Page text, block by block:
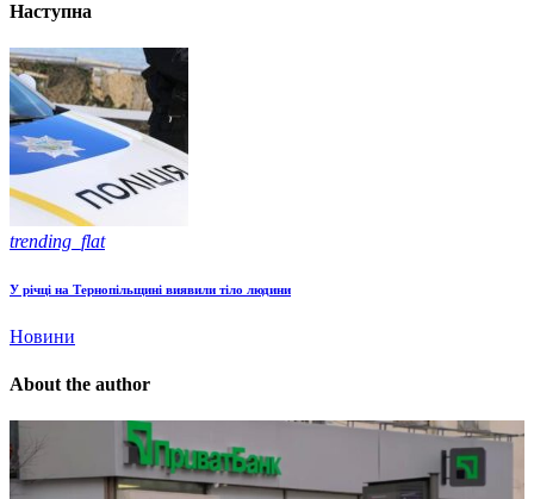
Наступна
trending_flat
У річці на Тернопільщині виявили тіло людини
Новини
About the author